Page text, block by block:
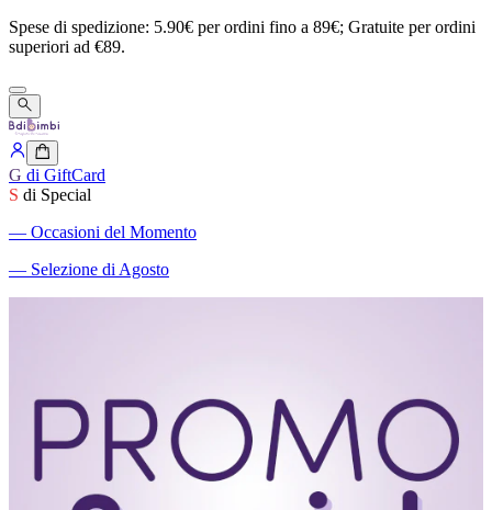
Spese di spedizione: 5.90€ perordini fino a 89€; Gratuite perordini
superiori ad €89.
G di GiftCard
S di Special
― Occasioni del Momento
― Selezione di Agosto